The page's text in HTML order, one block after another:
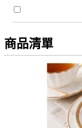
商品清單